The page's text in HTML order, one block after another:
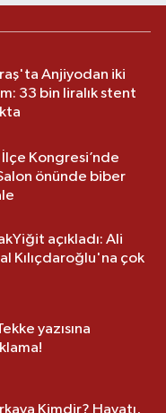
Anjiyodan iki
33 bin liralık stent
Kongresi’nde
önünde biber
açıkladı: Ali
Kılıçdaroğlu'na çok
yazısına